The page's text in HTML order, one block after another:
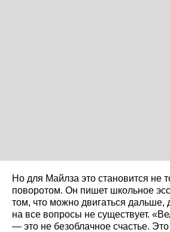
Но для Майлза это становится не
поворотом. Он пишет школьное
том, что можно двигаться дальше,
на все вопросы не существует.
— это не безоблачное счастье.